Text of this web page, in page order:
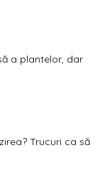
a plantelor, dar
Trucuri ca să